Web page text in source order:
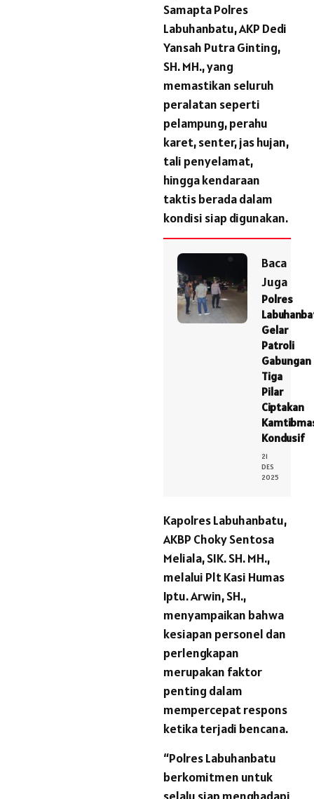
Samapta Polres
Labuhanbatu, AKP Dedi
Yansah Putra Ginting,
SH. MH., yang
memastikan seluruh
peralatan seperti
pelampung, perahu
karet, senter, jas hujan,
tali penyelamat,
hingga kendaraan
taktis berada dalam
kondisi siap digunakan.
Baca
Juga
Polres
Gelar
Patroli
Gabungan
Tiga
Pilar
Ciptakan
Kondusif
21
DES
2025
Kapolres Labuhanbatu,
AKBP Choky Sentosa
Meliala, SIK. SH. MH.,
melalui Plt Kasi Humas
Iptu. Arwin, SH.,
menyampaikan bahwa
kesiapan personel dan
perlengkapan
merupakan faktor
penting dalam
mempercepat respons
ketika terjadi bencana.
“Polres Labuhanbatu
berkomitmen untuk
selalu siap menghadapi